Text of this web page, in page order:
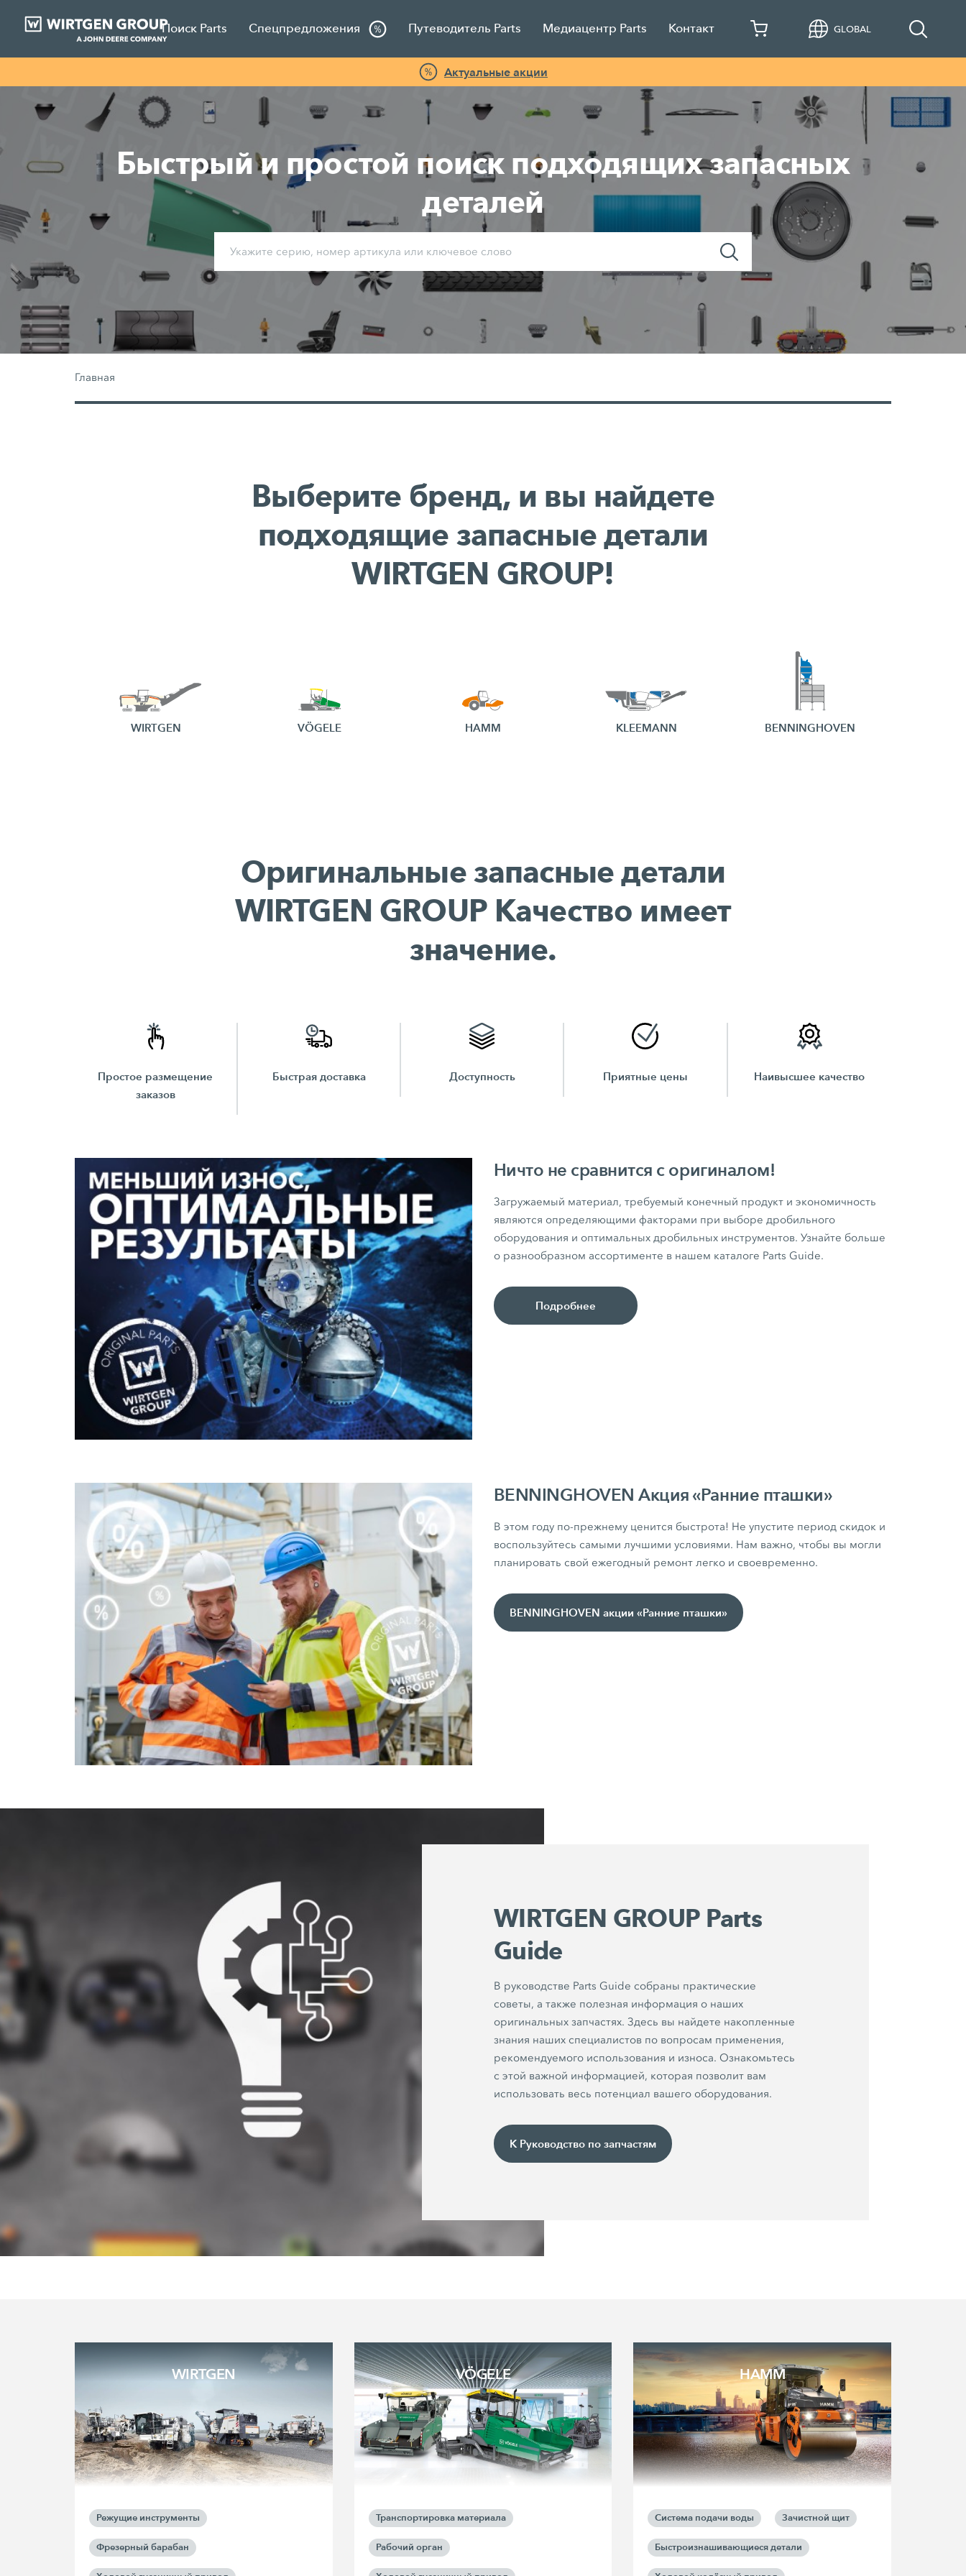
Поиск Parts Спецпредложения Путеводитель Parts Медиацентр Parts Контакт GLOBAL
Актуальные акции
Быстрый и простой поиск подходящих запасных
деталей
Главная
Выберите бренд, и вы найдете
подходящие запасные детали
WIRTGEN GROUP!
WIRTGEN VÖGELE HAMM KLEEMANN BENNINGHOVEN
Оригинальные запасные детали
WIRTGEN GROUP Качество имеет
значение.
Простое размещение
заказов
Быстрая доставка Доступность Приятные цены Наивысшее качество
Ничто не сравнится с оригиналом!
Загружаемый материал, требуемый конечный продукт и экономичность
являются определяющими факторами при выборе дробильного
оборудования и оптимальных дробильных инструментов. Узнайте больше
о разнообразном ассортименте в нашем каталоге Parts Guide.
Подробнее
BENNINGHOVEN Акция «Ранние пташки»
В этом году по-прежнему ценится быстрота! Не упустите период скидок и
воспользуйтесь самыми лучшими условиями. Нам важно, чтобы вы могли
планировать свой ежегодный ремонт легко и своевременно.
BENNINGHOVEN акции «Ранние пташки»
WIRTGEN GROUP Parts
Guide
В руководстве Parts Guide собраны практические
советы, а также полезная информация о наших
оригинальных запчастях. Здесь вы найдете накопленные
знания наших специалистов по вопросам применения,
рекомендуемого использования и износа. Ознакомьтесь
с этой важной информацией, которая позволит вам
использовать весь потенциал вашего оборудования.
К Руководство по запчастям
WIRTGEN
Режущие инструменты
Фрезерный барабан
VÖGELE
Транспортировка материала
Рабочий орган
HAMM
Система подачи воды Зачистной щит
Быстроизнашивающиеся детали